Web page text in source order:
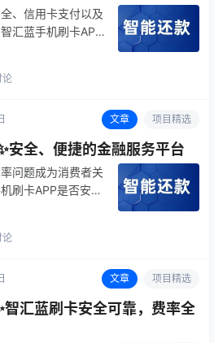
、信用卡支付以及
汇蓝手机刷卡APP
士的认可。作为上
论
文章 项目精选
安全、便捷的金融服务平台
问题成为消费者关
刷卡APP是否安
靠性得到了保证。
论
文章 项目精选
汇蓝刷卡安全可靠，费率全